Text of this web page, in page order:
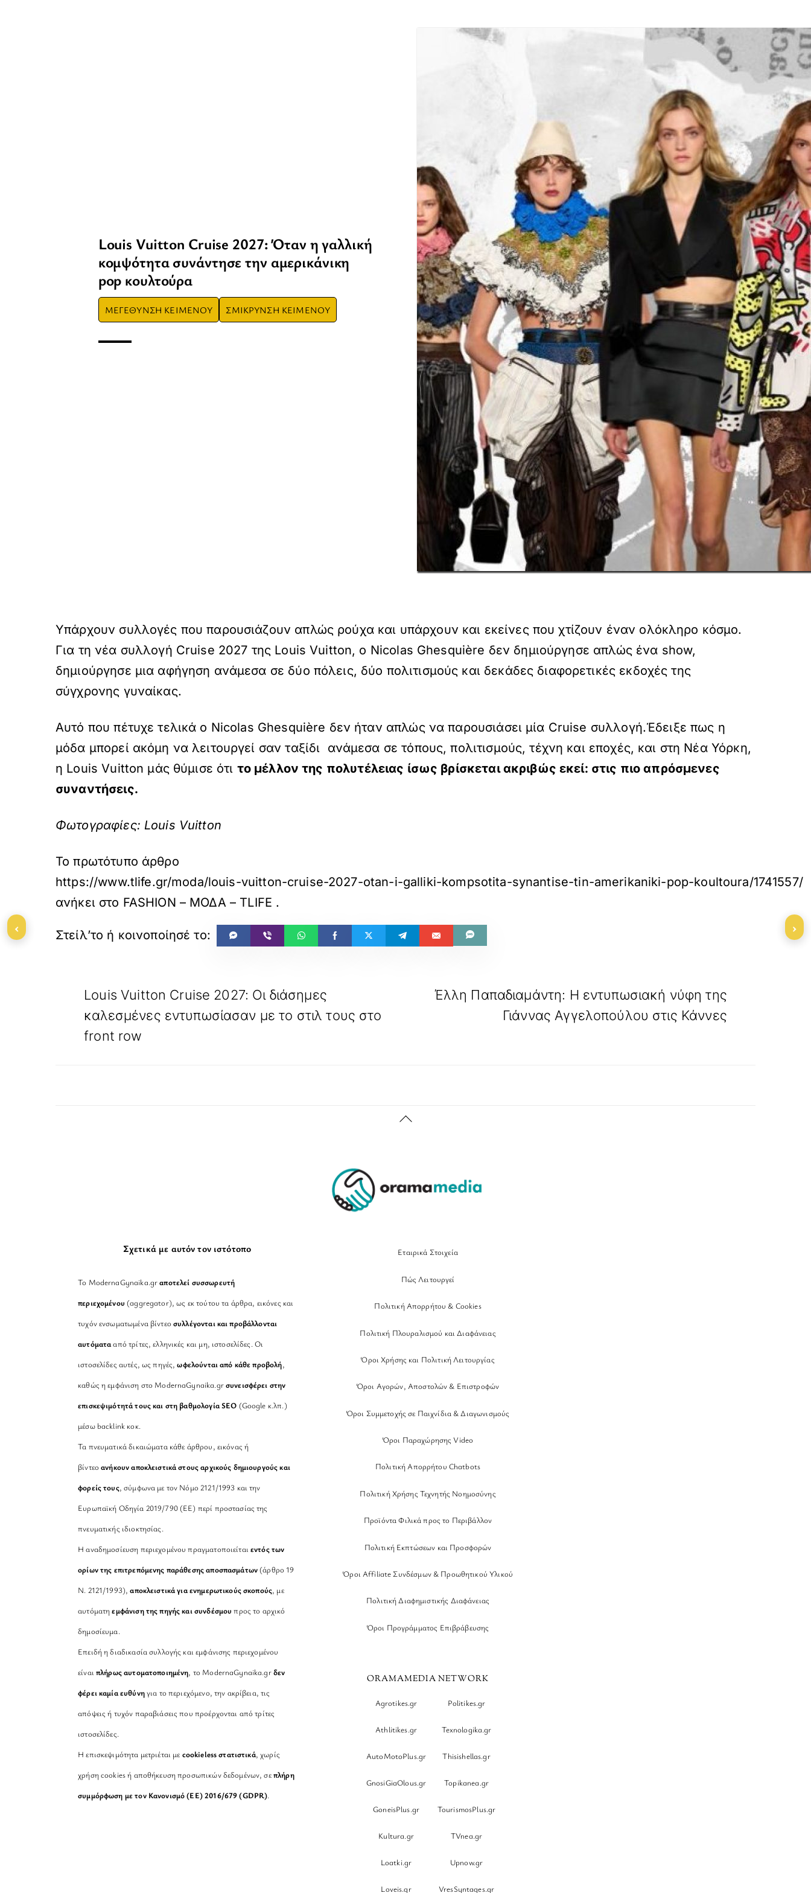
Louis Vuitton Cruise 2027: Όταν η γαλλική
κομψότητα συνάντησε την αμερικάνικη
pop κουλτούρα
ΜΕΓΕΘΥΝΣΗ ΚΕΙΜΕΝΟΥ ΣΜΙΚΡΥΝΣΗ ΚΕΙΜΕΝΟΥ
Υπάρχουν συλλογές που παρουσιάζουν απλώς ρούχα και υπάρχουν και εκείνες που χτίζουν έναν ολόκληρο κόσμο.
Για τη νέα συλλογή Cruise 2027 της Louis Vuitton, ο Nicolas Ghesquière δεν δημιούργησε απλώς ένα show,
δημιούργησε μια αφήγηση ανάμεσα σε δύο πόλεις, δύο πολιτισμούς και δεκάδες διαφορετικές εκδοχές της
σύγχρονης γυναίκας.
Αυτό που πέτυχε τελικά ο Nicolas Ghesquière δεν ήταν απλώς να παρουσιάσει μία Cruise συλλογή.Έδειξε πως η
μόδα μπορεί ακόμη να λειτουργεί σαν ταξίδι ανάμεσα σε τόπους, πολιτισμούς, τέχνη και εποχές, και στη Νέα Υόρκη,
η Louis Vuitton μάς θύμισε ότι το μέλλον της πολυτέλειας ίσως βρίσκεται ακριβώς εκεί: στις πιο απρόσμενες
συναντήσεις.
Φωτογραφίες: Louis Vuitton
Το πρωτότυπο άρθρο
https://www.tlife.gr/moda/louis-vuitton-cruise-2027-otan-i-galliki-kompsotita-synantise-tin-amerikaniki-pop-koultoura/1741557/
ανήκει στο FASHION – ΜΟΔΑ – TLIFE .
Louis Vuitton Cruise 2027: Οι διάσημες
καλεσμένες εντυπωσίασαν με το στιλ τους στο
front row
Έλλη Παπαδιαμάντη: Η εντυπωσιακή νύφη της
Γιάννας Αγγελοπούλου στις Κάννες
Back
Σχετικά με αυτόν τον ιστότοπο
Το ModernaGynaika.grαποτελεί συσσωρευτή
περιεχομένου (aggregator), ως εκ τούτου τα άρθρα, εικόνες και
τυχόν ενσωματωμένα βίντεοσυλλέγονται και προβάλλονται
αυτόματααπό τρίτες, ελληνικές και μη, ιστοσελίδες. Οι
ιστοσελίδες αυτές, ως πηγές,ωφελούνται από κάθε προβολή,
καθώς η εμφάνιση στο ModernaGynaika.grσυνεισφέρει στην
επισκεψιμότητά τους και στη βαθμολογία SEO (Google κ.λπ.)
μέσω backlink κοκ.
Τα πνευματικά δικαιώματα κάθε άρθρου, εικόνας ή
βίντεοανήκουν αποκλειστικά στους αρχικούς δημιουργούς και
φορείς τους, σύμφωνα με τον Νόμο 2121/1993 και την
Ευρωπαϊκή Οδηγία 2019/790 (ΕΕ) περί προστασίας της
πνευματικής ιδιοκτησίας.
Η αναδημοσίευση περιεχομένου πραγματοποιείταιεντός των
ορίων της επιτρεπόμενης παράθεσης αποσπασμάτων(άρθρο 19
Ν. 2121/1993), αποκλειστικά για ενημερωτικούς σκοπούς, με
αυτόματηεμφάνιση της πηγής και συνδέσμου προς το αρχικό
δημοσίευμα.
Επειδή η διαδικασία συλλογής και εμφάνισης περιεχομένου
είναιπλήρως αυτοματοποιημένη, το ModernaGynaika.grδεν
φέρει καμία ευθύνηγια το περιεχόμενο, την ακρίβεια, τις
απόψεις ή τυχόν παραβιάσεις που προέρχονται από τρίτες
ιστοσελίδες.
Η επισκεψιμότητα μετριέται με cookieless στατιστικά, χωρίς
χρήση cookies ή αποθήκευση προσωπικών δεδομένων, σεπλήρη
συμμόρφωση με τον Κανονισμό (ΕΕ) 2016/679 (GDPR)
Εταιρικά Στοιχεία
Πώς Λειτουργεί
Πολιτική Απορρήτου & Cookies
Πολιτική Πλουραλισμού και Διαφάνειας
Όροι Χρήσης και Πολιτική Λειτουργίας
Όροι Αγορών, Αποστολών & Επιστροφών
Όροι Συμμετοχής σε Παιχνίδια & Διαγωνισμούς
Όροι Παραχώρησης Video
Πολιτική Απορρήτου Chatbots
Πολιτική Χρήσης Τεχνητής Νοημοσύνης
Προϊόντα Φιλικά προς το Περιβάλλον
Πολιτική Εκπτώσεων και Προσφορών
Όροι Affiliate Συνδέσμων & Προωθητικού Υλικού
Πολιτική Διαφημιστικής Διαφάνειας
Όροι Προγράμματος Επιβράβευσης
ORAMAMEDIA NETWORK
Agrotikes.gr Politikes.gr
Athlitikes.gr Texnologika.gr
AutoMotoPlus.gr Thisishellas.gr
GnosiGiaOlous.gr Topikanea.gr
GoneisPlus.gr TourismosPlus.gr
Kultura.gr TVnea.gr
Loatki.gr Upnow.gr
Loveis.gr VresSyntages.gr
‹ ›